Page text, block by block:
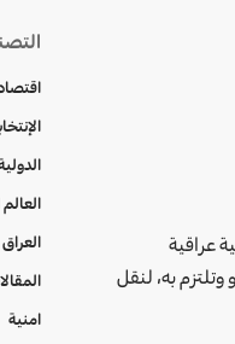
عراقية
به، لنقل
العالم
العراق
امنية